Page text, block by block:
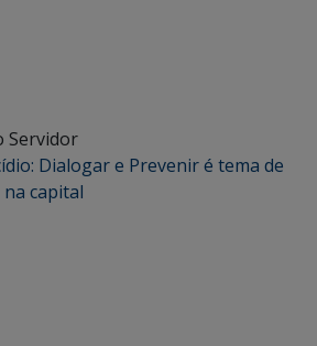
Servidor
Dialogar e Prevenir é tema de
capital